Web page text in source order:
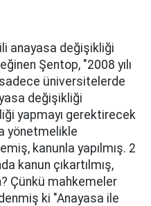
anayasa değişikliği
Şentop, "2008 yılı
üniversitelerde
değişikliği
yapmayı gerektirecek
yönetmelikle
kanunla yapılmış. 2
kanun çıkartılmış,
Çünkü mahkemeler
ki "Anayasa ile